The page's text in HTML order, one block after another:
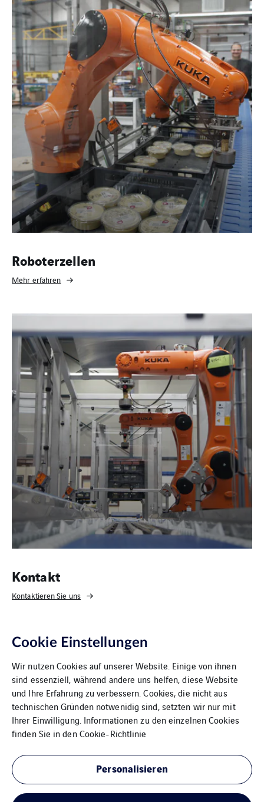
Roboterzellen
Mehr erfahren
Kontakt
Kontaktieren Sie uns
VINCI Energies Belgium
The Agility Effect
Allgemeine Geschäftsbedingungen
Cookie Einstellungen
Wir nutzen Cookies auf unserer Website. Einige von ihnen
sind essenziell, während andere uns helfen, diese Website
und Ihre Erfahrung zu verbessern. Cookies, die nicht aus
technischen Gründen notwenidig sind, setzten wir nur mit
Ihrer Einwilligung. Informationen zu den einzelnen Cookies
finden Sie in denCookie-Richtlinie
Personalisieren